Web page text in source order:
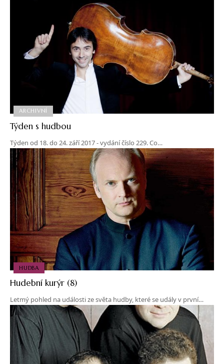
ARCHIVNÍ
Týden s hudbou
Týden od 18. do 24. září 2017 - vydání číslo 229. Co…
HUDBA
Hudební kurýr (8)
Letmý pohled na události ze světa hudby, které se udály v první…